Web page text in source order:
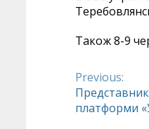
Також 8-9
Previous:
платформи